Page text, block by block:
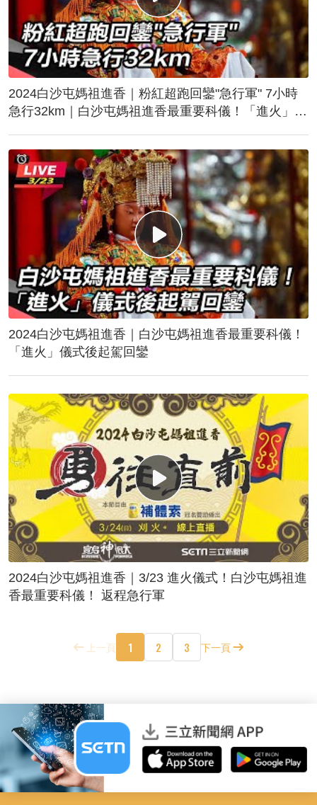
2024白沙屯媽祖進香｜粉紅超跑回鑾"急行軍" 7小時
急行32km｜白沙屯媽祖進香最重要科儀！「進火」儀
2024白沙屯媽祖進香｜白沙屯媽祖進香最重要科儀！
「進火」儀式後起駕回鑾
2024白沙屯媽祖進香｜3/23 進火儀式！白沙屯媽祖進
香最重要科儀！ 返程急行軍
上一頁 1 2 3 下一頁